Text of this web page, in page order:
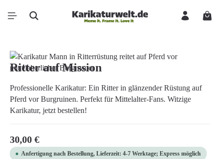
Zum Hauptinhalt springen
Bildergalerie überspringen
Ritter auf Mission
Professionelle Karikatur: Ein Ritter in glänzender Rüstung auf
Pferd vor Burgruinen. Perfekt für Mittelalter-Fans. Witzige
Karikatur, jetzt bestellen!
Regulärer Preis:
30,00 €
Anfertigung nach Bestellung, Lieferzeit: 4-7 Werktage; Express möglich